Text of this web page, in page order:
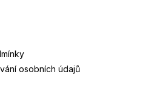
osobních údajů